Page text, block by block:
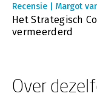
Recensie | Margot
Het Strategisch
vermeerderd
Over